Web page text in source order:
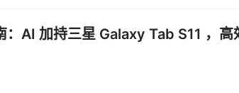
：AI 加持三星 Galaxy Tab S11 ，高